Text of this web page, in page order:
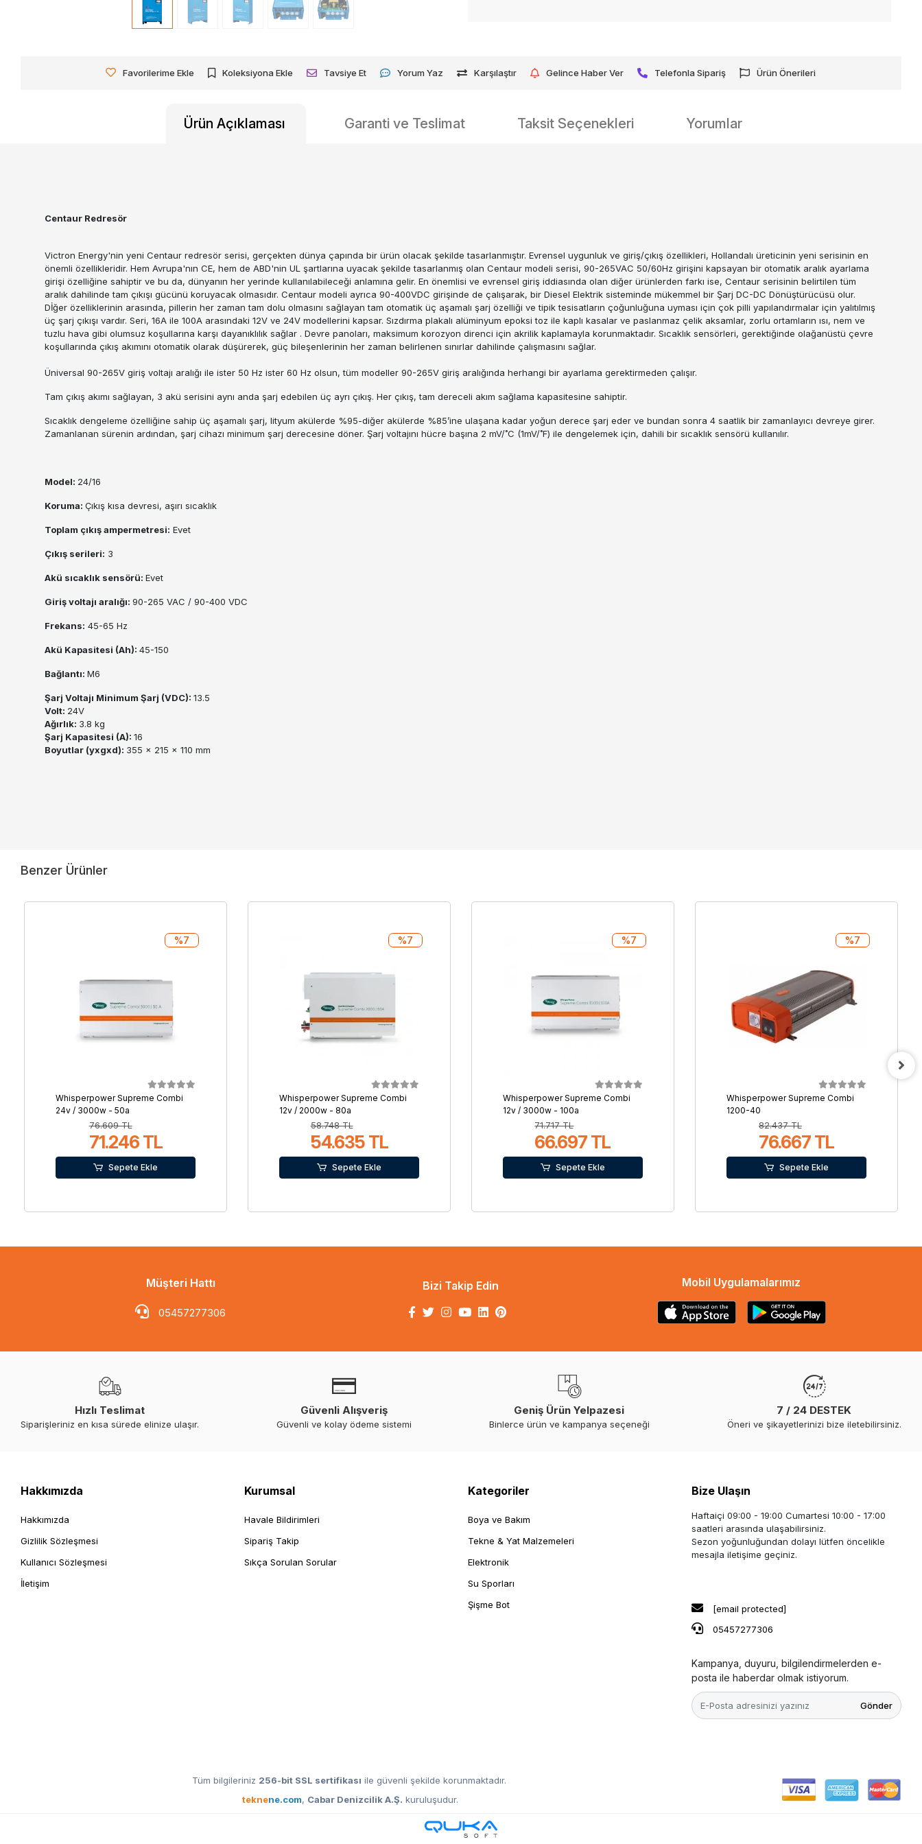
Favorilerime Ekle Koleksiyona Ekle Tavsiye Et Yorum Yaz Karşılaştır Gelince Haber Ver Telefonla Sipariş Ürün Önerileri
Ürün Açıklaması Garanti ve Teslimat Taksit Seçenekleri Yorumlar
Centaur Redresör
Victron Energy'nin yeni Centaur redresör serisi, gerçekten dünya çapında bir ürün olacak şekilde tasarlanmıştır. Evrensel uygunluk ve giriş/çıkış özellikleri, Hollandalı üreticinin yeni serisinin en
önemli özellikleridir. Hem Avrupa'nın CE, hem de ABD'nin UL şartlarına uyacak şekilde tasarlanmış olan Centaur modeli serisi, 90-265VAC 50/60Hz girişini kapsayan bir otomatik aralık ayarlama
girişi özelliğine sahiptir ve bu da, dünyanın her yerinde kullanılabileceği anlamına gelir. En önemlisi ve evrensel giriş iddiasında olan diğer ürünlerden farkı ise, Centaur serisinin belirtilen tüm
aralık dahilinde tam çıkışı gücünü koruyacak olmasıdır. Centaur modeli ayrıca 90-400VDC girişinde de çalışarak, bir Diesel Elektrik sisteminde mükemmel bir Şarj DC-DC Dönüştürücüsü olur.
Dİğer özelliklerinin arasında, pillerin her zaman tam dolu olmasını sağlayan tam otomatik üç aşamalı şarj özelliği ve tipik tesisatların çoğunluğuna uyması için çok pilli yapılandırmalar için yalıtılmış
üç şarj çıkışı vardır. Seri, 16A ile 100A arasındaki 12V ve 24V modellerini kapsar. Sızdırma plakalı alüminyum epoksi toz ile kaplı kasalar ve paslanmaz çelik aksamlar, zorlu ortamların ısı, nem ve
tuzlu hava gibi olumsuz koşullarına karşı dayanıklılık sağlar . Devre panoları, maksimum korozyon direnci için akrilik kaplamayla korunmaktadır. Sıcaklık sensörleri, gerektiğinde olağanüstü çevre
koşullarında çıkış akımını otomatik olarak düşürerek, güç bileşenlerinin her zaman belirlenen sınırlar dahilinde çalışmasını sağlar.
Üniversal 90-265V giriş voltajı aralığı ile ister 50 Hz ister 60 Hz olsun, tüm modeller 90-265V giriş aralığında herhangi bir ayarlama gerektirmeden çalışır.
Tam çıkış akımı sağlayan, 3 akü serisini aynı anda şarj edebilen üç ayrı çıkış. Her çıkış, tam dereceli akım sağlama kapasitesine sahiptir.
Sıcaklık dengeleme özelliğine sahip üç aşamalı şarj, lityum akülerde %95-diğer akülerde %85’ine ulaşana kadar yoğun derece şarj eder ve bundan sonra 4 saatlik bir zamanlayıcı devreye girer.
Zamanlanan sürenin ardından, şarj cihazı minimum şarj derecesine döner. Şarj voltajını hücre başına 2 mV/˚C (1mV/˚F) ile dengelemek için, dahili bir sıcaklık sensörü kullanılır.
Model: 24/16
Koruma: Çıkış kısa devresi, aşırı sıcaklık
Toplam çıkış ampermetresi: Evet
Çıkış serileri: 3
Akü sıcaklık sensörü: Evet
Giriş voltajı aralığı: 90-265 VAC / 90-400 VDC
Frekans: 45-65 Hz
Akü Kapasitesi (Ah): 45-150
Bağlantı: M6
Şarj Voltajı Minimum Şarj (VDC): 13.5
Volt: 24V
Ağırlık: 3.8 kg
Şarj Kapasitesi (A): 16
Boyutlar (yxgxd): 355 x 215 x 110 mm
Benzer Ürünler
Whisperpower Supreme Combi
24v / 3000w - 50a
76.609 TL
71.246 TL
%7
Sepete Ekle
Whisperpower Supreme Combi
12v / 2000w - 80a
58.748 TL
54.635 TL
%7
Sepete Ekle
Whisperpower Supreme Combi
12v / 3000w - 100a
71.717 TL
66.697 TL
%7
Sepete Ekle
Whisperpower Supreme Combi
1200-40
82.437 TL
76.667 TL
%7
Sepete Ekle
Müşteri Hattı
05457277306
Bizi Takip Edin Mobil Uygulamalarımız
Hızlı Teslimat
Siparişleriniz en kısa sürede elinize ulaşır.
Güvenli Alışveriş
Güvenli ve kolay ödeme sistemi
Geniş Ürün Yelpazesi
Binlerce ürün ve kampanya seçeneği
7 / 24 DESTEK
Öneri ve şikayetlerinizi bize iletebilirsiniz.
Hakkımızda
Hakkımızda
Gizlilik Sözleşmesi
Kullanıcı Sözleşmesi
İletişim
Kurumsal
Havale Bildirimleri
Sipariş Takip
Sıkça Sorulan Sorular
Kategoriler
Boya ve Bakım
Tekne & Yat Malzemeleri
Elektronik
Su Sporları
Şişme Bot
Bize Ulaşın
Haftaiçi 09:00 - 19:00 Cumartesi 10:00 - 17:00
saatleri arasında ulaşabilirsiniz.
Sezon yoğunluğundan dolayı lütfen öncelikle
mesajla iletişime geçiniz.
[email protected]
05457277306
Kampanya, duyuru, bilgilendirmelerden e-
posta ile haberdar olmak istiyorum.
Gönder
Tüm bilgileriniz 256-bit SSL sertifikası ile güvenli şekilde korunmaktadır.
teknene.com, Cabar Denizcilik A.Ş. kuruluşudur.